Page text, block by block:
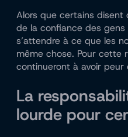
Alors que certains
de la confiance des gens
s’attendre à ce que les
même chose. Pour cette
continueront à avoir peur
La
lourde pour